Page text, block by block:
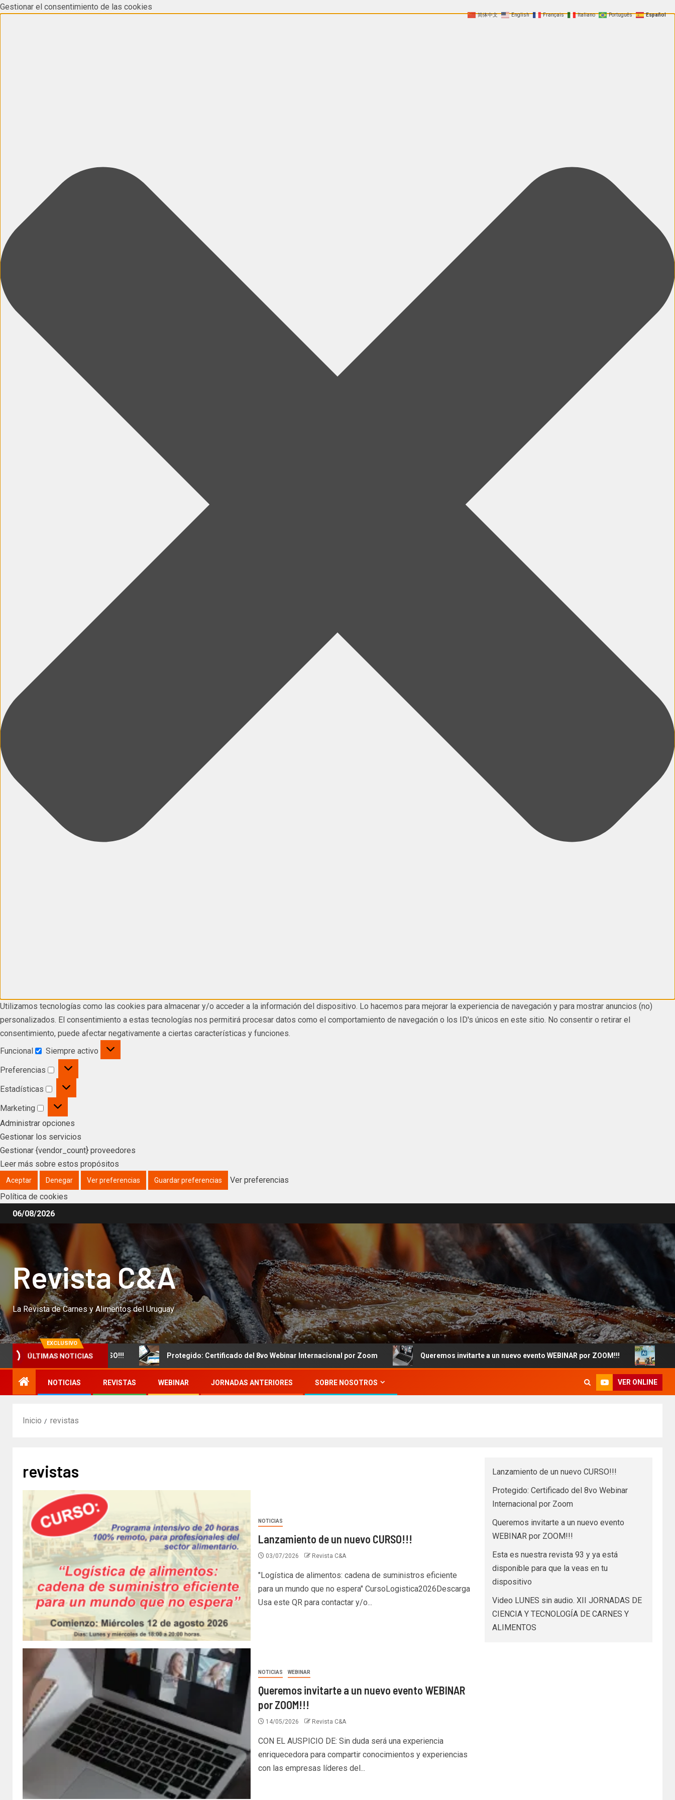
Gestionar el consentimiento de las cookies
Utilizamos tecnologías como las cookies para almacenar y/o acceder a la información del dispositivo. Lo hacemos para mejorar la experiencia de navegación y para mostrar anuncios (no)
personalizados. El consentimiento a estas tecnologías nos permitirá procesar datos como el comportamiento de navegación o los ID's únicos en este sitio. No consentir o retirar el
consentimiento, puede afectar negativamente a ciertas características y funciones.
Funcional
Siempre activo
Preferencias
Estadísticas
Marketing
Administrar opciones
Gestionar los servicios
Gestionar {vendor_count} proveedores
Leer más sobre estos propósitos
Aceptar Denegar Ver preferencias Guardar preferencias
Ver preferencias
Política de cookies
06/08/2026
Revista C&A
La Revista de Carnes y Alimentos del Uruguay
EXCLUSIVO
ÚLTIMAS NOTICIAS
de un nuevo CURSO!!! Protegido: Certificado del 8vo Webinar Internacional por Zoom Queremos invitarte a un nuevo evento WEBINAR por ZOOM!!! Esta es
NOTICIAS REVISTAS WEBINAR JORNADAS ANTERIORES SOBRE NOSOTROS VER ONLINE
Inicio revistas
revistas
NOTICIAS
Lanzamiento de un nuevo CURSO!!!
03/07/2026 Revista C&A
"Logística de alimentos: cadena de suministros eficiente
para un mundo que no espera" CursoLogistica2026Descarga
Usa este QR para contactar y/o...
NOTICIAS WEBINAR
Queremos invitarte a un nuevo evento WEBINAR
por ZOOM!!!
14/05/2026 Revista C&A
CON EL AUSPICIO DE: Sin duda será una experiencia
enriquecedora para compartir conocimientos y experiencias
con las empresas líderes del...
Lanzamiento de un nuevo CURSO!!!
Protegido: Certificado del 8vo Webinar
Internacional por Zoom
Queremos invitarte a un nuevo evento
WEBINAR por ZOOM!!!
Esta es nuestra revista 93 y ya está
disponible para que la veas en tu
dispositivo
Video LUNES sin audio. XII JORNADAS DE
CIENCIA Y TECNOLOGÍA DE CARNES Y
ALIMENTOS
简体中文 English Français Italiano Português Español